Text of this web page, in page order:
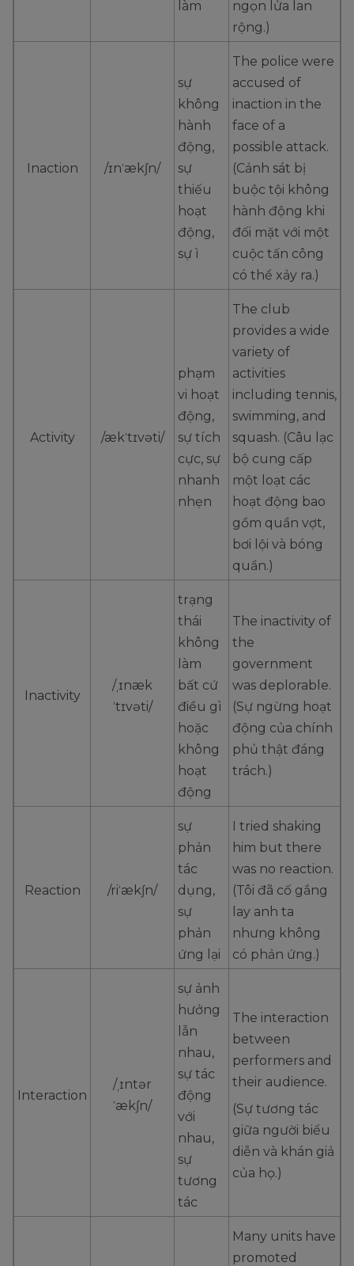
làm
ngọn lửa lan
rộng.)
Inaction /ɪnˈækʃn/
sự
không
hành
động,
sự
thiếu
hoạt
động,
sự ì
The police were
accused of
inaction in the
face of a
possible attack.
(Cảnh sát bị
buộc tội không
hành động khi
đối mặt với một
cuộc tấn công
có thể xảy ra.)
Activity /ækˈtɪvəti/
phạm
vi hoạt
động,
sự tích
cực, sự
nhanh
nhẹn
The club
provides a wide
variety of
activities
including tennis,
swimming, and
squash. (Câu lạc
bộ cung cấp
một loạt các
hoạt động bao
gồm quần vợt,
bơi lội và bóng
quần.)
Inactivity
/ˌɪnæk
ˈtɪvəti/
trạng
thái
không
làm
bất cứ
điều gì
hoặc
không
hoạt
động
The inactivity of
the
government
was deplorable.
(Sự ngừng hoạt
động của chính
phủ thật đáng
trách.)
Reaction /riˈækʃn/
sự
phản
tác
dụng,
sự
phản
ứng lại
I tried shaking
him but there
was no reaction.
(Tôi đã cố gắng
lay anh ta
nhưng không
có phản ứng.)
Interaction
/ˌɪntər
ˈækʃn/
sự ảnh
hưởng
lẫn
nhau,
sự tác
động
với
nhau,
sự
tương
tác
The interaction
between
performers and
their audience.
(Sự tương tác
giữa người biểu
diễn và khán giả
của họ.)
Many units have
promoted